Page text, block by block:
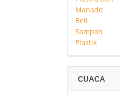
CUACA